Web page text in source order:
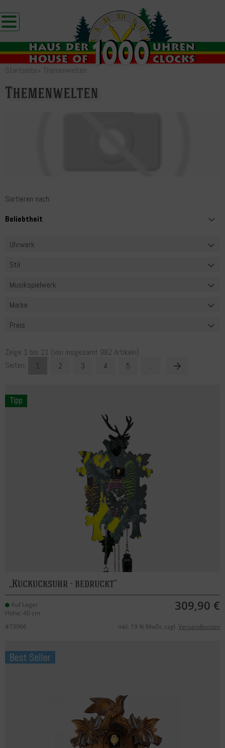
Startseite» Themenwelten
Themenwelten
Sortieren nach:
Uhrwerk
Stil
Musikspielwerk
Marke
Preis
Zeige 1 bis 21 (von insgesamt 982 Artikeln)
Seiten:
1 2 3 4 5 ...
Kuckucksuhr - bedruckt
Auf Lager
Höhe: 40 cm
309,90 €
#73966 inkl. 19 % MwSt. zzgl. Versandkosten